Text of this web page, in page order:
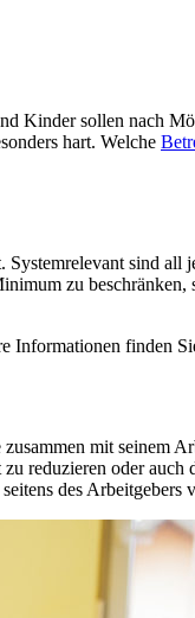
Kinder sollen nach
hart. Welche
sind all
zu
Informationen finden
mit seinem
reduzieren oder auch
des